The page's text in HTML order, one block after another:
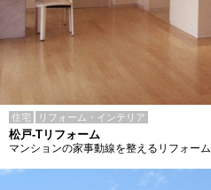
住宅 リフォーム・インテリア
松戸-Tリフォーム
マンションの家事動線を整えるリフォーム